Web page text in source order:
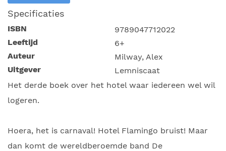
Specificaties
ISBN
9789047712022
Leeftijd
6+
Auteur
Milway, Alex
Uitgever
Lemniscaat
Het derde boek over het hotel waar iedereen wel wil
logeren.
Hoera, het is carnaval! Hotel Flamingo bruist! Maar
dan komt de wereldberoemde band De